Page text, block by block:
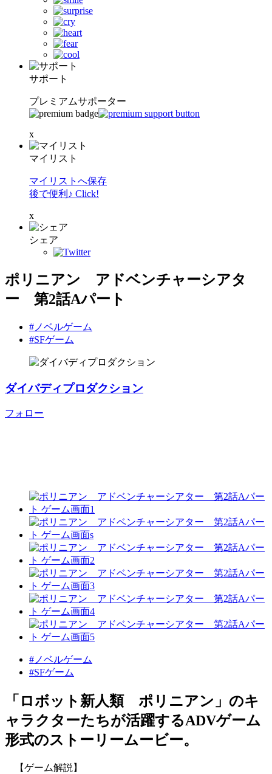
サポート
プレミアムサポーター
x
マイリスト
マイリストへ保存
後で便利♪ Click!
x
シェア
ポリニアン アドベンチャーシアタ
ー 第2話Aパート
#ノベルゲーム
#SFゲーム
ダイバディプロダクション
フォロー
#ノベルゲーム
#SFゲーム
「ロボット新人類 ポリニアン」のキ
ャラクターたちが活躍するADVゲーム
形式のストーリームービー。
【ゲーム解説】